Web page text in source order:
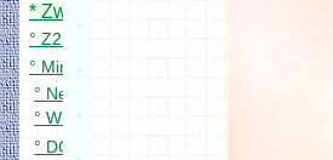
* Zwei zu eins DCC Filter
° Z21 App für meine Zentrale
° Mini DCC Zentrale
° Neuer DCC Servo Schaltdecoder
° WiFi Handregler bitte Testen
° DCC Bremsgenerator in Arbeit